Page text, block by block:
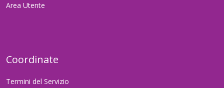
Area Utente
Coordinate
Termini del Servizio